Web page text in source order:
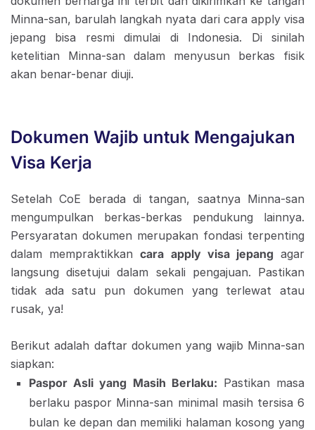
Minna-san, barulah langkah nyata dari cara apply visa
jepang bisa resmi dimulai di Indonesia. Di sinilah
ketelitian Minna-san dalam menyusun berkas fisik
akan benar-benar diuji.
Dokumen Wajib untuk Mengajukan
Visa Kerja
Setelah CoE berada di tangan, saatnya Minna-san
mengumpulkan berkas-berkas pendukung lainnya.
Persyaratan dokumen merupakan fondasi terpenting
dalam mempraktikkancara apply visa jepang agar
langsung disetujui dalam sekali pengajuan. Pastikan
tidak ada satu pun dokumen yang terlewat atau
rusak, ya!
Berikut adalah daftar dokumen yang wajib Minna-san
siapkan:
Paspor Asli yang Masih Berlaku: Pastikan masa
berlaku paspor Minna-san minimal masih tersisa 6
bulan ke depan dan memiliki halaman kosong yang